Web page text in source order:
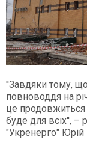
''Завдяки тому, що
повноводдя на
це продовжиться
буде для всіх'', –
"Укренерго" Юрій